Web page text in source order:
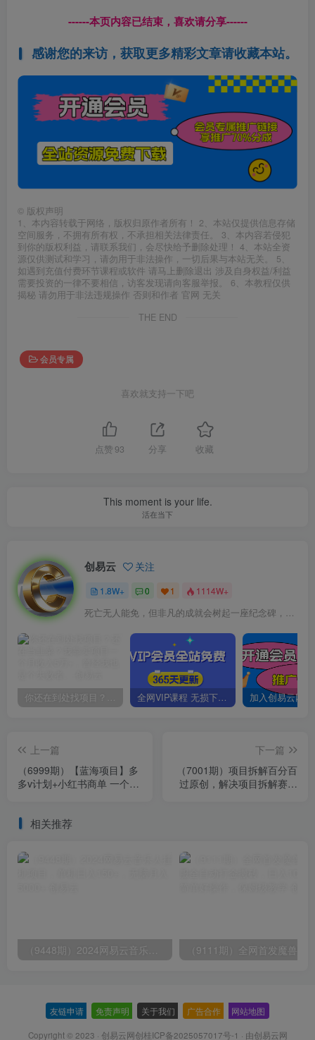
------本页内容已结束，喜欢请分享------
感谢您的来访，获取更多精彩文章请收藏本站。
© 版权声明
1、本内容转载于网络，版权归原作者所有！ 2、本站仅提供信息存储
空间服务，不拥有所有权，不承担相关法律责任。 3、本内容若侵犯
到你的版权利益，请联系我们，会尽快给予删除处理！ 4、本站全资
源仅供测试和学习，请勿用于非法操作，一切后果与本站无关。 5、
如遇到充值付费环节课程或软件 请马上删除退出 涉及自身权益/利益
需要投资的一律不要相信，访客发现请向客服举报。 6、本教程仅供
揭秘 请勿用于非法违规操作 否则和作者 官网 无关
THE END
会员专属
喜欢就支持一下吧
点赞 93 分享 收藏
This moment is your life.
活在当下
创易云 关注
1.8W+ 0 1 1114W+
死亡无人能免，但非凡的成就会树起一座纪念碑，它将一直立到太阳冷却之时
你还在到处找项目？还在当韭菜？我靠卖项目一个月收入5万+，曾经我也是个失败者。 全网VIP课程 无损下载~
上一篇
（6999期）【蓝海项目】多
多v计划+小红书商单 一个视
下一篇
（7001期）项目拆解百分百
过原创，解决项目拆解赛道
相关推荐
友链申请 免责声明 关于我们 广告合作 网站地图
Copyright © 2023 · 创易云网创桂ICP备2025057017号-1 · 由创易云网